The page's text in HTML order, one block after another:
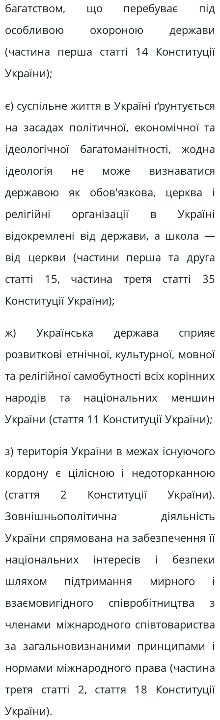
багатством, що перебуває під
особливою охороною держави
(частина перша статті 14 Конституції
України);
є) суспільне життя в Україні ґрунтується
на засадах політичної, економічної та
ідеологічної багатоманітності, жодна
ідеологія не може визнаватися
державою як обов'язкова, церква і
релігійні організації в Україні
відокремлені від держави, а школа —
від церкви (частини перша та друга
статті 15, частина третя статті 35
Конституції України);
ж) Українська держава сприяє
розвиткові етнічної, культурної, мовної
та релігійної самобутності всіх корінних
народів та національних меншин
України (стаття 11 Конституції України);
з) територія України в межах існуючого
кордону є цілісною і недоторканною
(стаття 2 Конституції України).
Зовнішньополітична діяльність
України спрямована на забезпечення її
національних інтересів і безпеки
шляхом підтримання мирного і
взаємовигідного співробітництва з
членами міжнародного співтовариства
за загальновизнаними принципами і
нормами міжнародного права (частина
третя статті 2, стаття 18 Конституції
України).